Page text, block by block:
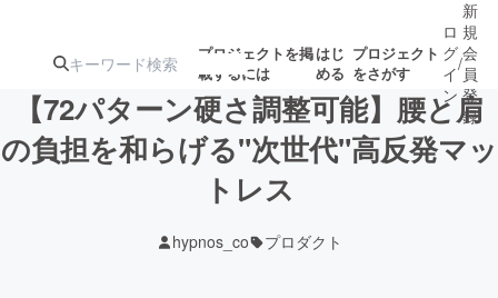
プロジェクトを掲
載するには
はじ
める
プロジェクト
をさがす
注目の新着プロ 募集終了が近いプ
ロ
グ
イ
ン
/
新
規
会
員
登
録
【72パターン硬さ調整可能】腰と肩
の負担を和らげる"次世代"高反発マッ
トレス
hypnos_co プロダクト